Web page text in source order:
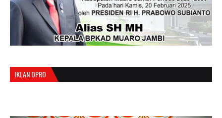
IKLAN DPRD